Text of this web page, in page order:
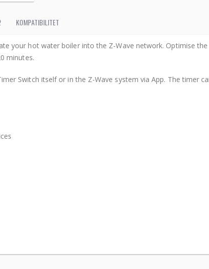
KOMPATIBILITET
your hot water boiler into the Z-Wave network. Optimise
minutes.
Switch itself or in the Z-Wave system via App. The timer